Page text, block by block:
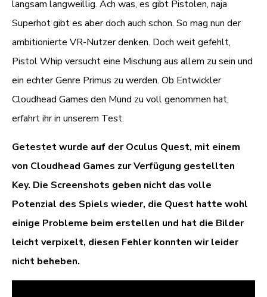
langsam langweillig. Ach was, es gibt Pistolen, naja
Superhot gibt es aber doch auch schon. So mag nun der
ambitionierte VR-Nutzer denken. Doch weit gefehlt,
Pistol Whip versucht eine Mischung aus allem zu sein und
ein echter Genre Primus zu werden. Ob Entwickler
Cloudhead Games den Mund zu voll genommen hat,
erfahrt ihr in unserem Test.
Getestet wurde auf der Oculus Quest, mit einem
von Cloudhead Games zur Verfügung gestellten
Key. Die Screenshots geben nicht das volle
Potenzial des Spiels wieder, die Quest hatte wohl
einige Probleme beim erstellen und hat die Bilder
leicht verpixelt, diesen Fehler konnten wir leider
nicht beheben.